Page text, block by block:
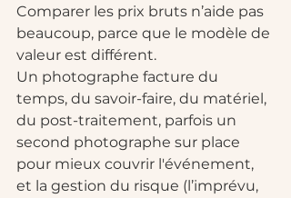
Comparer les prix bruts n’aide pas
beaucoup, parce que le modèle de
valeur est différent.
Un photographe facture du
temps, du savoir-faire, du matériel,
du post-traitement, parfois un
second photographe sur place
pour mieux couvrir l'événement,
et la gestion du risque (l’imprévu,